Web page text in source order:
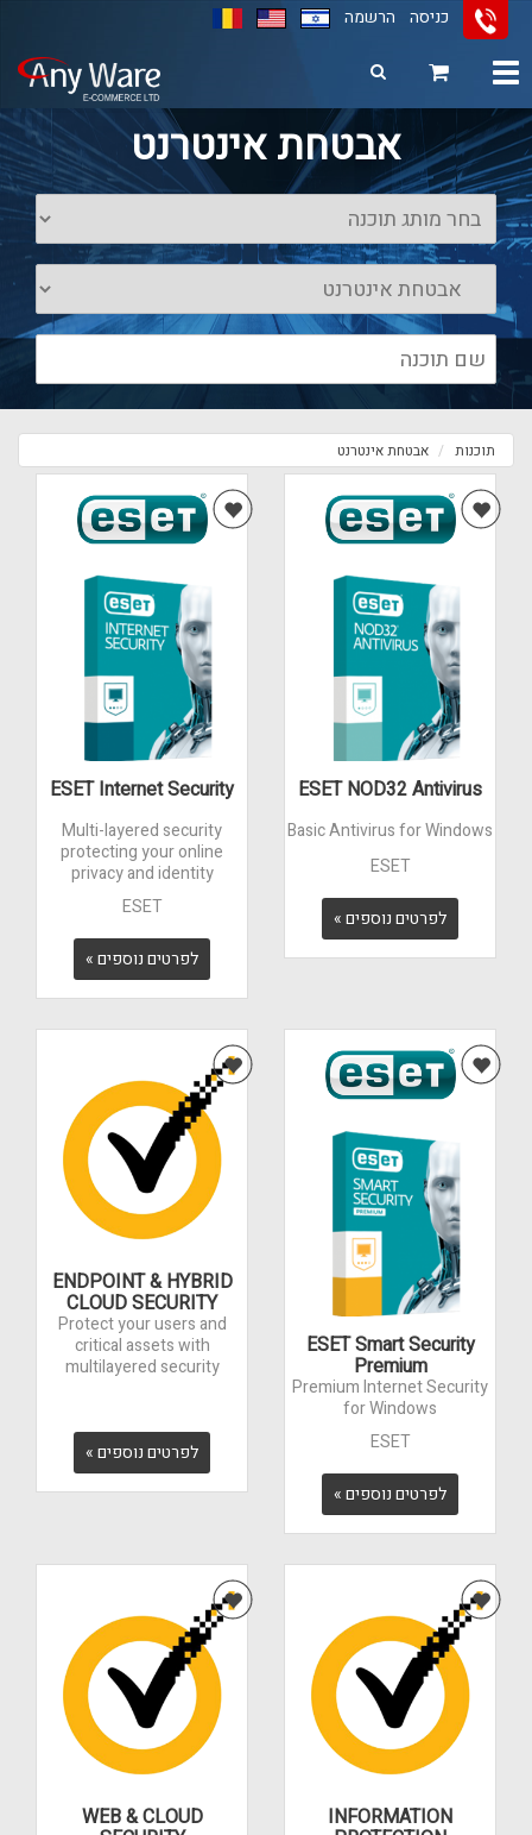
11
12
13
כניסה הרשמה
Toggle
אבטחת אינטרנט
תוכנות אבטחת אינטרנט
ESET NOD32 Antivirus
Basic Antivirus for Windows
ESET
לפרטים נוספים »
ESET Internet Security
Multi-layered security
protecting your online
privacy and identity
ESET
לפרטים נוספים »
ESET Smart Security
Premium
Premium Internet Security
for Windows
ESET
לפרטים נוספים »
ENDPOINT & HYBRID
CLOUD SECURITY
Protect your users and
critical assets with
multilayered security
לפרטים נוספים »
INFORMATION
WEB & CLOUD